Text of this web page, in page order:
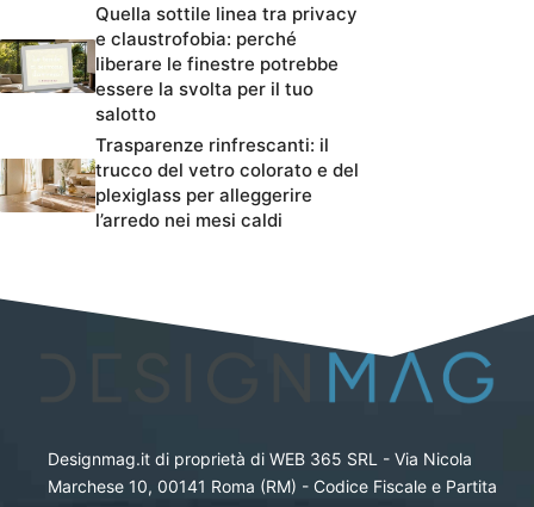
Quella sottile linea tra privacy
e claustrofobia: perché
liberare le finestre potrebbe
essere la svolta per il tuo
salotto
Trasparenze rinfrescanti: il
trucco del vetro colorato e del
plexiglass per alleggerire
l’arredo nei mesi caldi
Designmag.it di proprietà di WEB 365 SRL - Via Nicola
Marchese 10, 00141 Roma (RM) - Codice Fiscale e Partita